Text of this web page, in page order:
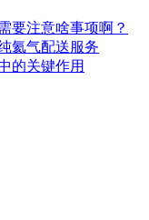
要注意啥事项啊？
氦气配送服务
的关键作用